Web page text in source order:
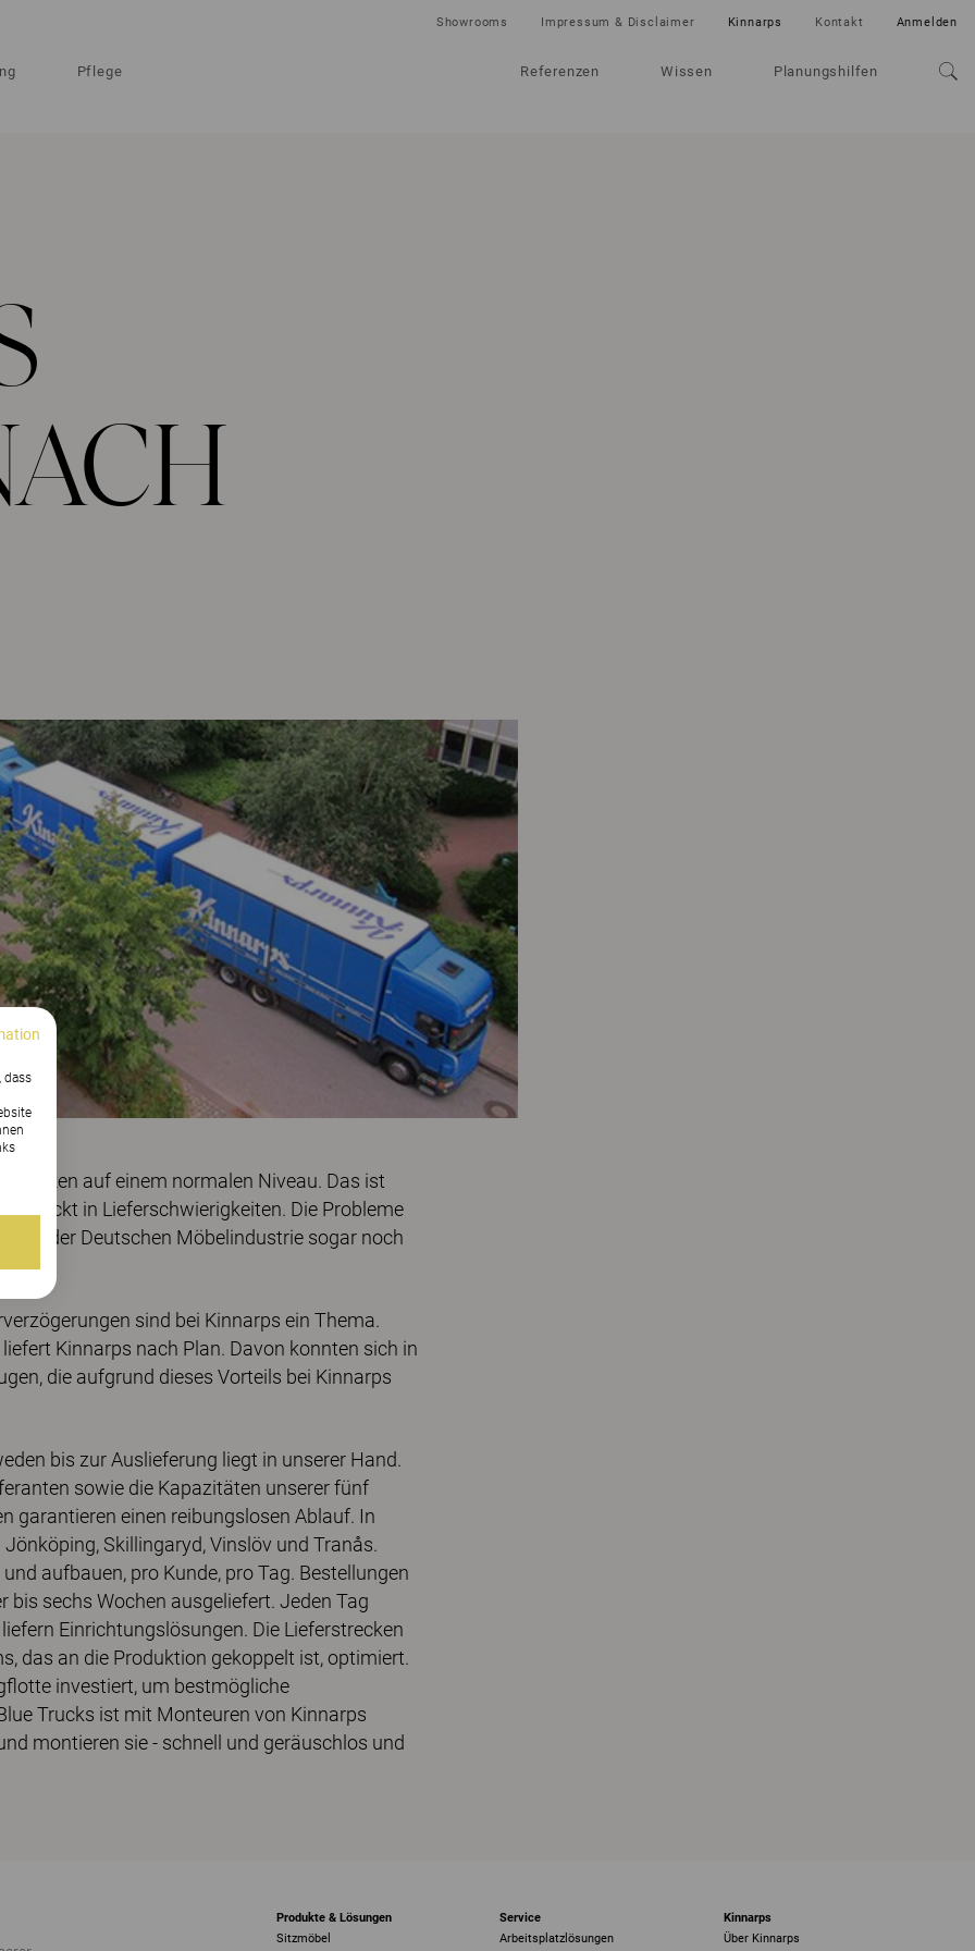
Pflege Referenzen Wissen Planungshilfen
Showrooms Impressum & Disclaimer Kinnarps Kontakt Anmelden
Marken auf einem normalen Niveau. Das ist
steckt in Lieferschwierigkeiten. Die Probleme
der Deutschen Möbelindustrie sogar noch
sind bei Kinnarps ein Thema.
Kinnarps nach Plan. Davon konnten sich in
die aufgrund dieses Vorteils bei Kinnarps
bis zur Auslieferung liegt in unserer Hand.
sowie die Kapazitäten unserer fünf
garantieren einen reibungslosen Ablauf. In
Skillingaryd, Vinslöv und Tranås.
aufbauen, pro Kunde, pro Tag. Bestellungen
bis sechs Wochen ausgeliefert. Jeden Tag
Einrichtungslösungen. Die Lieferstrecken
das an die Produktion gekoppelt ist, optimiert.
investiert, um bestmögliche
Trucks ist mit Monteuren von Kinnarps
montieren sie - schnell und geräuschlos und
Produkte & Lösungen
Sitzmöbel
Service
Arbeitsplatzlösungen
Kinnarps
Über Kinnarps
dass